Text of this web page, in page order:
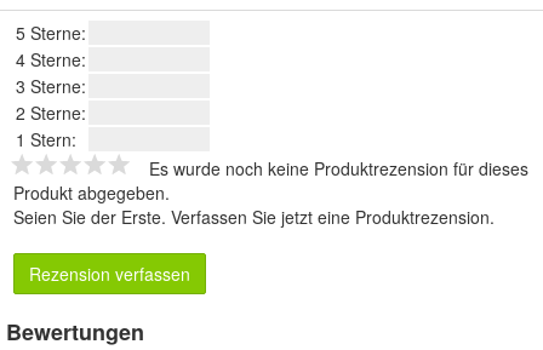
5 Sterne:
4 Sterne:
3 Sterne:
2 Sterne:
1 Stern:
Es wurde noch keine Produktrezension für dieses
Produkt abgegeben.
Seien Sie der Erste. Verfassen Sie jetzt eine Produktrezension.
Rezension verfassen
Bewertungen